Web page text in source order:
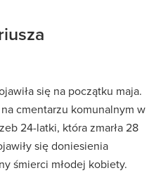
się na początku maja.
cmentarzu komunalnym w
24-latki, która zmarła 28
się doniesienia
śmierci młodej kobiety.